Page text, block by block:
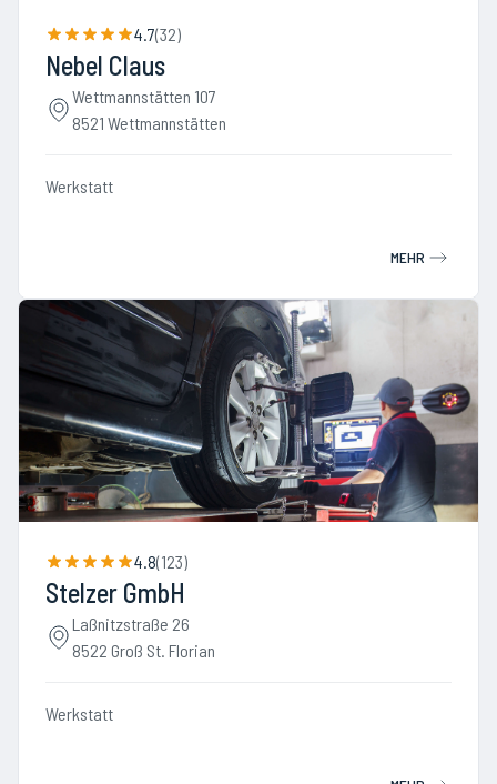
4.7(32)
Nebel Claus
Wettmannstätten 107
8521 Wettmannstätten
Werkstatt
MEHR
4.8(123)
Stelzer GmbH
Laßnitzstraße 26
8522 Groß St. Florian
Werkstatt